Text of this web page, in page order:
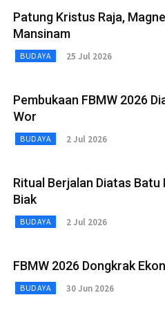
Patung Kristus Raja,
Mansinam
BUDAYA 25 Jul 2026
Pembukaan FBMW 2026
Wor
BUDAYA 2 Jul 2026
Ritual Berjalan Diatas
Biak
BUDAYA 2 Jul 2026
FBMW 2026 Dongkrak
BUDAYA 30 Jun 2026